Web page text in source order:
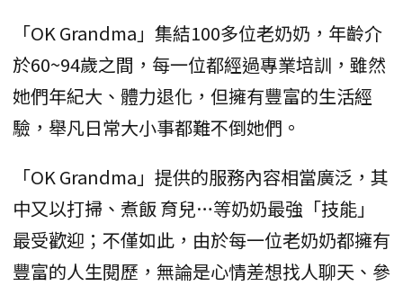
「OK Grandma」集結100多位老奶奶，年齡介
於60~94歲之間，每一位都經過專業培訓，雖然
她們年紀大、體力退化，但擁有豐富的生活經
驗，舉凡日常大小事都難不倒她們。
「OK Grandma」提供的服務內容相當廣泛，其
中又以打掃、煮飯 育兒…等奶奶最強「技能」
最受歡迎；不僅如此，由於每一位老奶奶都擁有
豐富的人生閱歷，無論是心情差想找人聊天、參